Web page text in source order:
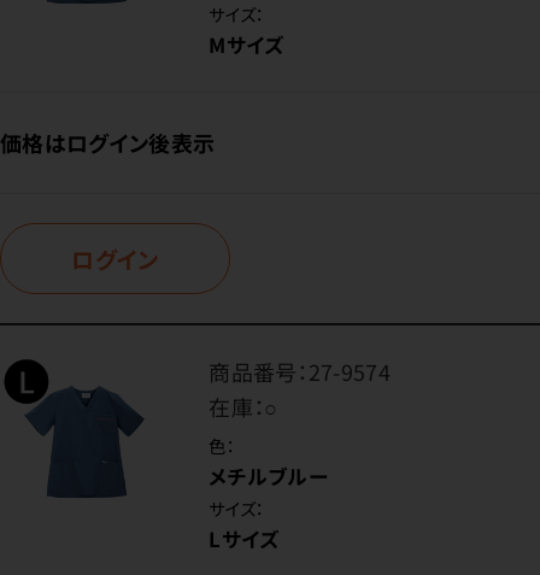
サイズ：
Mサイズ
価格はログイン後表示
ログイン
商品番号：27-9574
在庫：○
色：
メチルブルー
サイズ：
Lサイズ